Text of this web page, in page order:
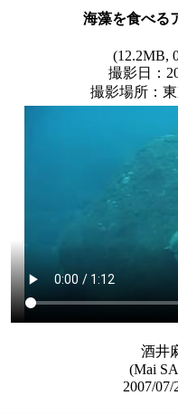
海藻を食べる
(12.2MB,
撮影日：
撮影場所：
酒井
(Mai
2007/